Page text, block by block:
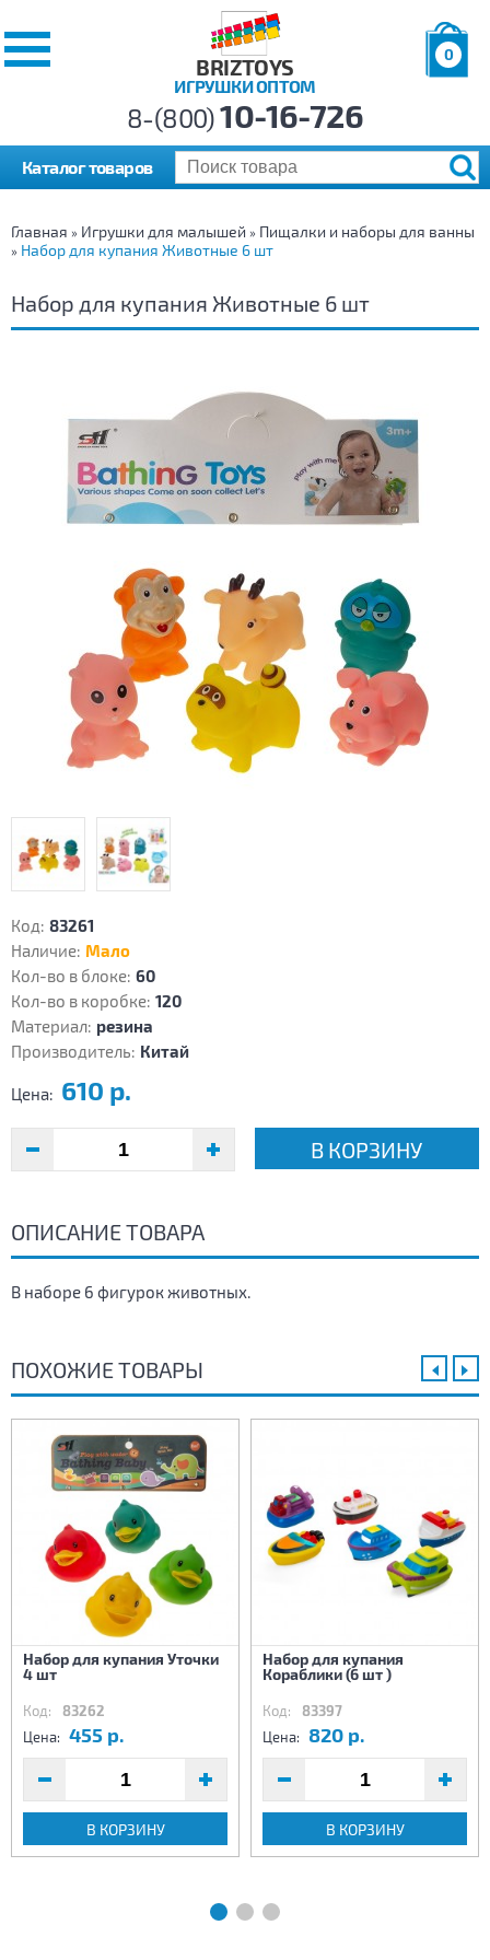
BRIZTOYS
ИГРУШКИ ОПТОМ
0
р.
8-(800)10-16-726
Каталог товаров
Главная » Игрушки для малышей » Пищалки и наборы для ванны
» Набор для купания Животные 6 шт
Набор для купания Животные 6 шт
Код: 83261
Наличие: Мало
Кол-во в блоке: 60
Кол-во в коробке: 120
Материал: резина
Производитель: Китай
Цена: 610 р.
В КОРЗИНУ
ОПИСАНИЕ ТОВАРА
В наборе 6 фигурок животных.
ПОХОЖИЕ ТОВАРЫ
Набор для купания Уточки
4 шт
Код: 83262
Цена: 455 р.
В КОРЗИНУ
Набор для купания
Кораблики (6 шт )
Код: 83397
Цена: 820 р.
В КОРЗИНУ